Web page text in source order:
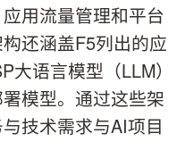
用流量管理和平台
还涵盖F5列出的应
大语言模型（LLM）
模型。通过这些架
技术需求与AI项目